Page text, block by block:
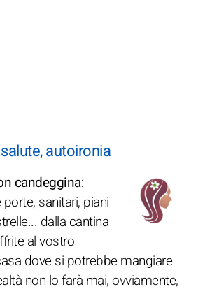
autoironia
candeggina:
sanitari, piani
dalla cantina
al vostro
dove si potrebbe mangiare
non lo farà mai, ovviamente,